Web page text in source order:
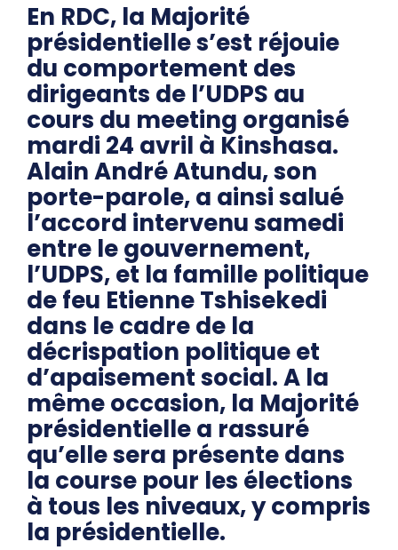
En RDC, la Majorité
présidentielle s’est réjouie
du comportement des
dirigeants de l’UDPS au
cours du meeting organisé
mardi 24 avril à Kinshasa.
Alain André Atundu, son
porte-parole, a ainsi salué
l’accord intervenu samedi
entre le gouvernement,
l’UDPS, et la famille politique
de feu Etienne Tshisekedi
dans le cadre de la
décrispation politique et
d’apaisement social. A la
même occasion, la Majorité
présidentielle a rassuré
qu’elle sera présente dans
la course pour les élections
à tous les niveaux, y compris
la présidentielle.